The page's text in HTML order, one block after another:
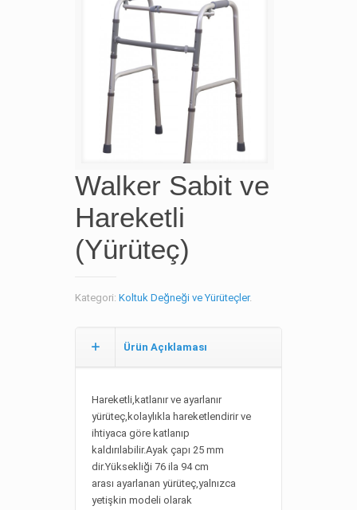
Walker Sabit ve
Hareketli
(Yürüteç)
Kategori: Koltuk Değneği ve Yürüteçler.
Ürün Açıklaması
Hareketli,katlanır ve ayarlanır
yürüteç,kolaylıkla hareketlendirir ve
ihtiyaca göre katlanıp
kaldırılabilir.Ayak çapı 25 mm
dir.Yüksekliği 76 ila 94 cm
arası ayarlanan yürüteç,yalnızca
yetişkin modeli olarak